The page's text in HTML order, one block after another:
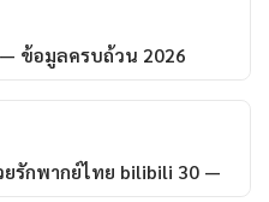
ข้อมูลครบถ้วน 2026
รักพากย์ไทย bilibili 30 —